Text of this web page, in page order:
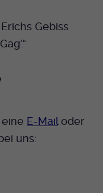
Gebiss
E-Mail oder
uns: